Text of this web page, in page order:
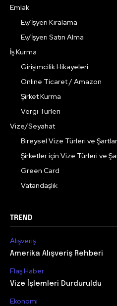
Emlak
Ev/İşyeri Kiralama
Ev/İşyeri Satın Alma
İş Kurma
Girişimcilik Hikayeleri
Online Ticaret / Amazon
Şirket Kurma
Vergi Türleri
Vize/Seyahat
Bireysel Vize Türleri ve
Şirketler için Vize Türleri ve
Green Card
Vatandaşlık
TREND
Alışveriş
Amerika Alışveriş Rehberi
Flaş Haber
Vize İşlemleri Durduruldu
Ekonomi